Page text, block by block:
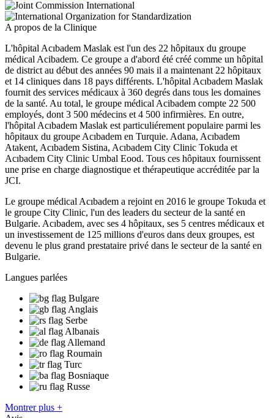
A propos de la Clinique
L'hôpital Acıbadem Maslak est l'un des 22 hôpitaux du groupe
médical Acibadem. Ce groupe a d'abord été créé comme un hôpital
de district au début des années 90 mais il a maintenant 22 hôpitaux
et 14 cliniques dans 18 pays différents. L'hôpital Acıbadem Maslak
fournit des services médicaux à 360 degrés dans tous les domaines
de la santé. Au total, le groupe médical Acibadem compte 22 500
employés, dont 3 500 médecins et 4 500 infirmières. En outre,
l'hôpital Acıbadem Maslak est particuliérement populaire parmi les
hôpitaux du groupe Acıbadem en Turquie. Adana, Acıbadem
Atakent, Acıbadem Sistina, Acıbadem City Clinic Tokuda et
Acıbadem City Clinic Umbal Eood. Tous ces hôpitaux fournissent
une prise en charge diagnostique et thérapeutique accréditée par la
JCI.
Le groupe médical Acıbadem a rejoint en 2016 le groupe Tokuda et
le groupe City Clinic, l'un des leaders du secteur de la santé en
Bulgarie. Acıbadem, avec ses 4 hôpitaux, ses 5 centres médicaux et
un investissement de 125 millions d'euros dans deux groupes, est
devenu le plus grand prestataire privé dans le secteur de la santé en
Bulgarie.
Langues parlées
Bulgare
Anglais
Serbe
Albanais
Allemand
Roumain
Turc
Bosniaque
Russe
Montrer plus +